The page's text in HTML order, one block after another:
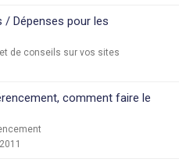
/ Dépenses pour les
de conseils sur vos sites
comment faire le